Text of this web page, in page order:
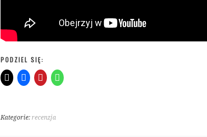
PODZIEL SIĘ:
Kategorie: recenzja